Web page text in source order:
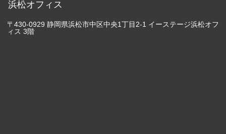
浜松オフィス
〒430-0929 静岡県浜松市中区中央1丁目2-1 イーステージ浜松オフ
ィス 3階